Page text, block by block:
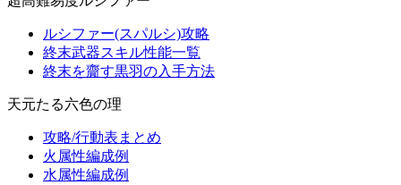
ルシファー(スパルシ)攻略
終末武器スキル性能一覧
終末を齎す黒羽の入手方法
天元たる六色の理
攻略/行動表まとめ
火属性編成例
水属性編成例